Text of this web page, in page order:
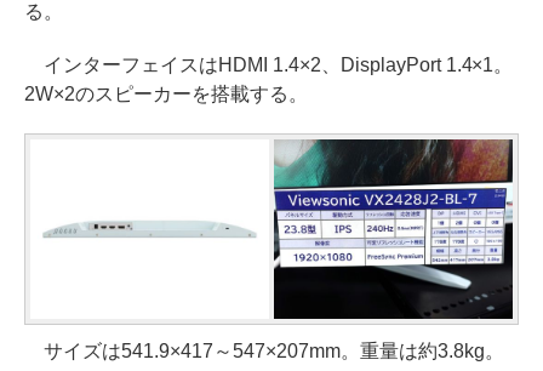
る。
インターフェイスはHDMI 1.4×2、DisplayPort 1.4×1。
2W×2のスピーカーを搭載する。
サイズは541.9×417～547×207mm。重量は約3.8kg。